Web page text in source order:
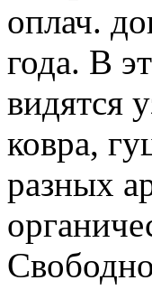
оплач.
года. В
видятся
ковра,
разных